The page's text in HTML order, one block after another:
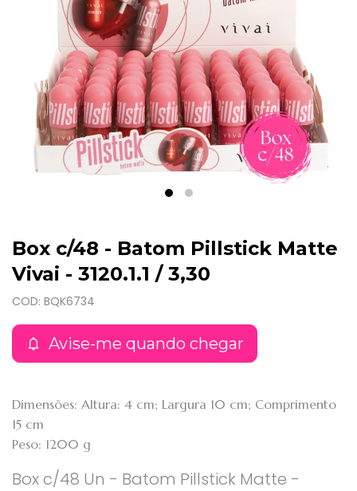
Box c/48 - Batom Pillstick Matte
Vivai - 3120.1.1 / 3,30
COD: BQK6734
Avise-me quando chegar
Dimensões: Altura: 4 cm; Largura 10 cm; Comprimento
15 cm
Peso: 1200 g
Box c/48 Un - Batom Pillstick Matte -